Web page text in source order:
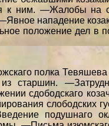
к ним. —Жалобы на
нападение
положение дел в
полка
старшин.
сдободскаго
слободских
подушнаго